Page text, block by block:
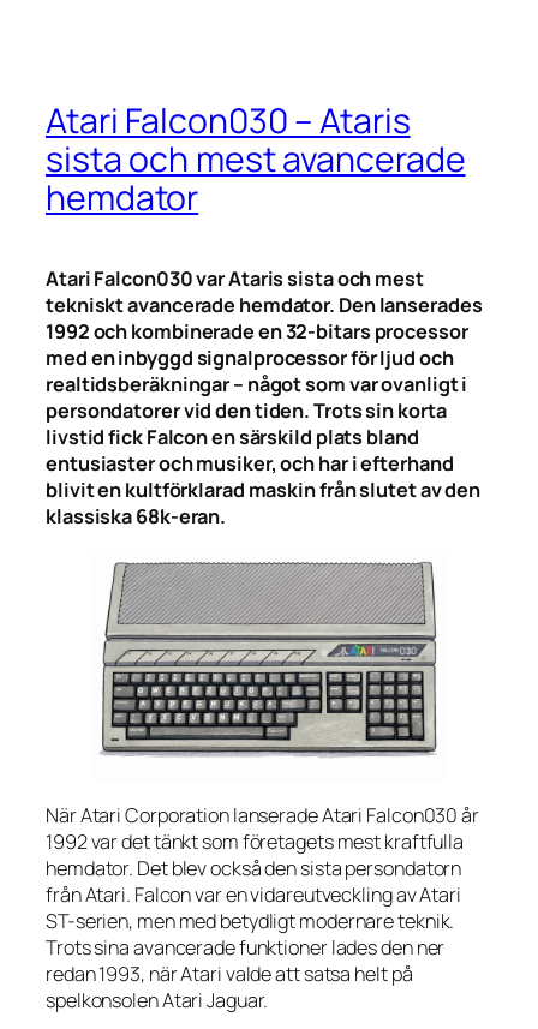
Atari Falcon030 – Ataris
sista och mest avancerade
hemdator
Atari Falcon030 var Ataris sista och mest
tekniskt avancerade hemdator. Den lanserades
1992 och kombinerade en 32-bitars processor
med en inbyggd signalprocessor för ljud och
realtidsberäkningar – något som var ovanligt i
persondatorer vid den tiden. Trots sin korta
livstid fick Falcon en särskild plats bland
entusiaster och musiker, och har i efterhand
blivit en kultförklarad maskin från slutet av den
klassiska 68k-eran.
När Atari Corporation lanserade Atari Falcon030 år
1992 var det tänkt som företagets mest kraftfulla
hemdator. Det blev också den sista persondatorn
från Atari. Falcon var en vidareutveckling av Atari
ST-serien, men med betydligt modernare teknik.
Trots sina avancerade funktioner lades den ner
redan 1993, när Atari valde att satsa helt på
spelkonsolen Atari Jaguar.